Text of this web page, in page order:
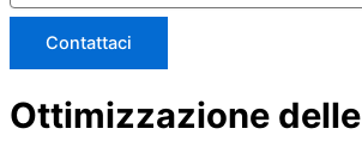
Contattaci
Ottimizzazione delle